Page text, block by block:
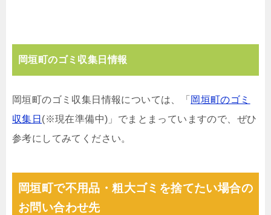
岡垣町のゴミ収集日情報
岡垣町のゴミ収集日情報については、「 岡垣町のゴミ
収集日 (※現在準備中)」でまとまっていますので、ぜひ
参考にしてみてください。
岡垣町で不用品・粗大ゴミを捨てたい場合の
お問い合わせ先